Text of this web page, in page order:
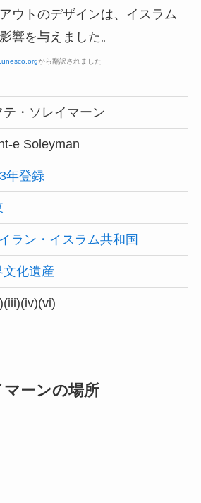
ウトのデザインは、イスラム
響を与えました。
から翻訳されました
テ・ソレイマーン
e Soleyman
年登録
イラン・イスラム共和国
文化遺産
ーンの場所